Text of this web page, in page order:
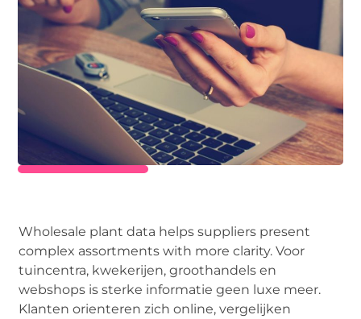
Wholesale plant data helps suppliers present
complex assortments with more clarity. Voor
tuincentra, kwekerijen, groothandels en
webshops is sterke informatie geen luxe meer.
Klanten orienteren zich online, vergelijken